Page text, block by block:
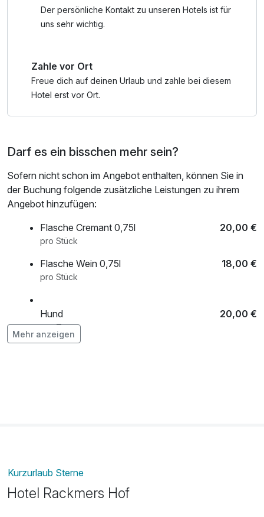
Der persönliche Kontakt zu unseren Hotels ist für
uns sehr wichtig.
Zahle vor Ort
Freue dich auf deinen Urlaub und zahle bei diesem
Hotel erst vor Ort.
Darf es ein bisschen mehr sein?
Sofern nicht schon im Angebot enthalten, können Sie in
der Buchung folgende zusätzliche Leistungen zu ihrem
Angebot hinzufügen:
Flasche Cremant 0,75l
20,00 €
pro Stück
Flasche Wein 0,75l 18,00 €
pro Stück
Hund 20,00 €
pro Tag
Mehr anzeigen
Kurzurlaub Sterne
Hotel Rackmers Hof